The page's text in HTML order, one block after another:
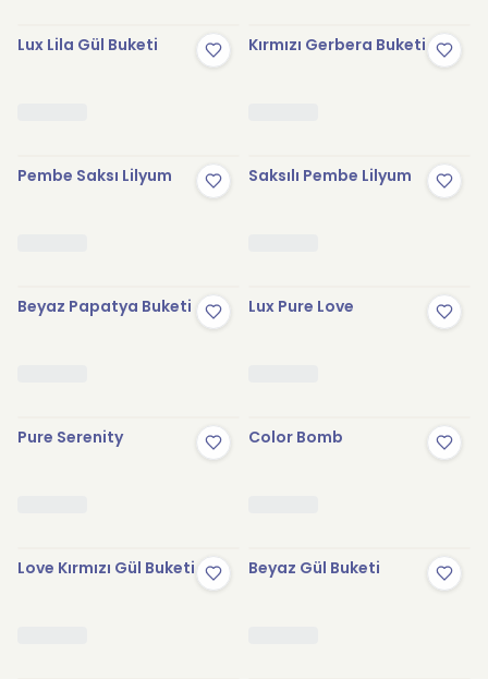
Lux Lila Gül Buketi Kırmızı Gerbera Buketi
Pembe Saksı Lilyum Saksılı Pembe Lilyum
Beyaz Papatya Buketi Lux Pure Love
Pure Serenity Color Bomb
Love Kırmızı Gül Buketi Beyaz Gül Buketi